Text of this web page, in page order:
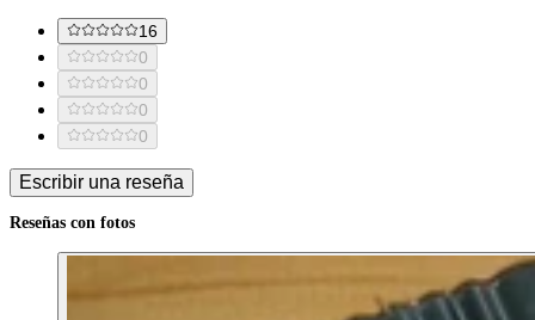
16
0
0
0
0
Escribir una reseña
Reseñas con fotos